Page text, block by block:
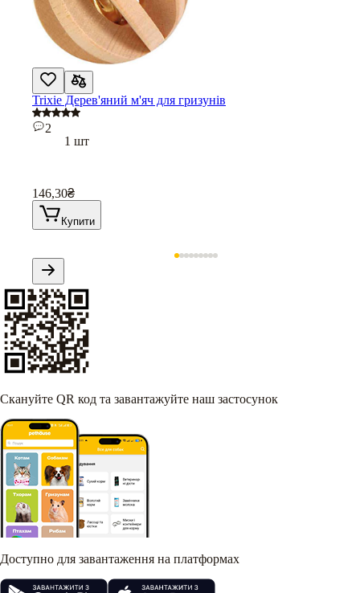
Trixie Дерев'яний м'яч для гризунів
2
1 шт
146,30₴
Купити
Скануйте QR код та завантажуйте наш застосунок
Доступно для завантаження на платформах